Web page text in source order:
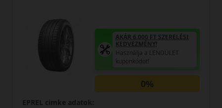
AKÁR 6.000 FT SZERELÉSI
KEDVEZMÉNY!
Használja a LENDÜLET
kuponkódot!
0%
EPREL cimke adatok: